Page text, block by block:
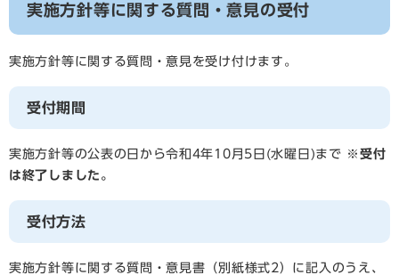
実施方針等に関する質問・意見の受付
実施方針等に関する質問・意見を受け付けます。
受付期間
実施方針等の公表の日から令和4年10月5日(水曜日)まで ※受付
は終了しました。
受付方法
実施方針等に関する質問・意見書（別紙様式2）に記入のうえ、